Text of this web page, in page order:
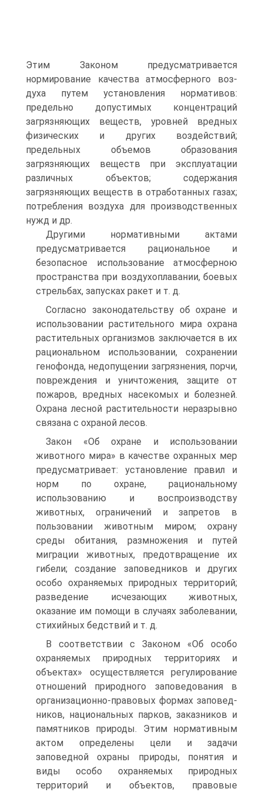
Этим За­коном предусматривается
нормирование качества атмосферного воз­
духа путем установления нормативов:
предельно допустимых концен­траций
загрязняющих веществ, уровней вредных
физических и других воздействий;
предельных объемов образования
загрязняющих веществ при эксплуатации
различных объектов; содержания
загрязняющих ве­ществ в отработанных газах;
потребления воздуха для производствен­ных
нужд и др.
Другими нормативными актами
предусматривается рациональное и
безопасное использование атмосферною
пространства при воздухоплавании, боевых
стрельбах, запусках ракет и т. д.
Согласно законодательству об охране и
использовании раститель­ного мира охрана
растительных организмов заключается в их
рацио­нальном использовании, сохранении
генофонда, недопущении загрязнения, порчи,
повреждения и уничтожения, защите от
пожаров, вредных насекомых и болезней.
Охрана лесной растительности неразрывно
связана с охраной лесов.
Закон «Об охране и использовании
животного мира» в качестве охранных мер
предусматривает: установление правил и
норм по охране, рациональному
использованию и воспроизводству
животных, ограничений и запретов в
пользовании животным миром; охрану
среды обитания, размножения и путей
миграции животных, предотвращение их
гибели; создание заповедников и других
особо охраняемых природ­ных территорий;
разведение исчезающих животных,
оказание им по­мощи в случаях заболевании,
стихийных бедствий и т. д.
В соответствии с Законом «Об особо
охраняемых природных тер­риториях и
объектах» осуществляется регулирование
отношений при­родного заповедования в
организационно-правовых формах заповед­
ников, национальных парков, заказников и
памятников природы. Этим нормативным
актом определены цели и задачи
заповедной охраны природы, понятия и
виды особо охраняемых природных
территорий и объектов, правовые